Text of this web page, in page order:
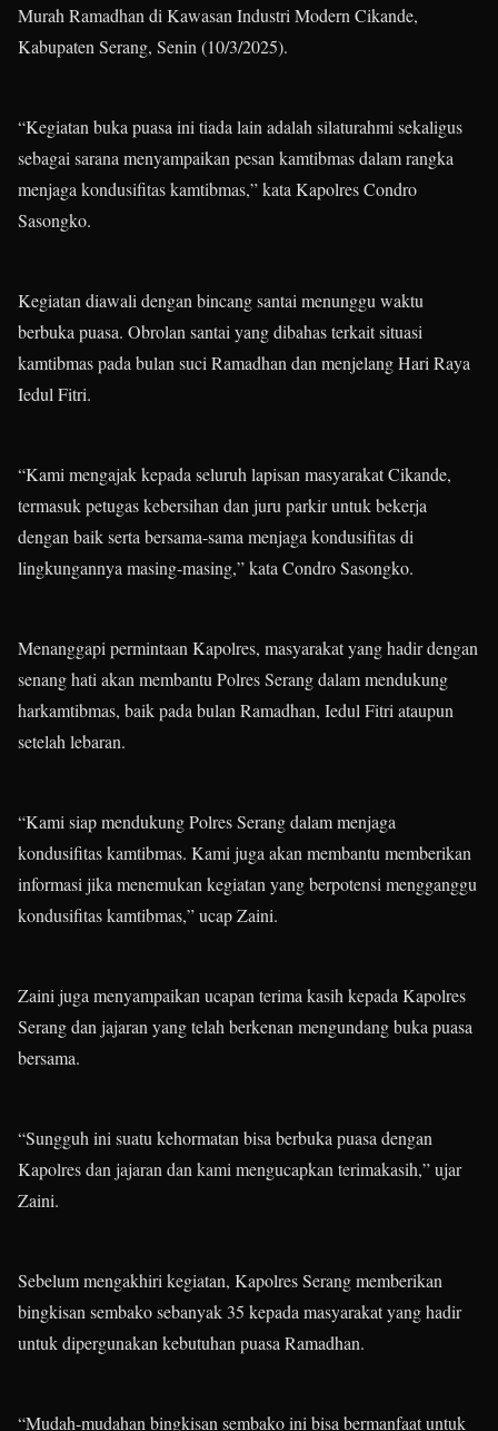
Murah Ramadhan di Kawasan Industri Modern Cikande,
Kabupaten Serang, Senin (10/3/2025).
“Kegiatan buka puasa ini tiada lain adalah silaturahmi sekaligus
sebagai sarana menyampaikan pesan kamtibmas dalam rangka
menjaga kondusifitas kamtibmas,” kata Kapolres Condro
Sasongko.
Kegiatan diawali dengan bincang santai menunggu waktu
berbuka puasa. Obrolan santai yang dibahas terkait situasi
kamtibmas pada bulan suci Ramadhan dan menjelang Hari Raya
Iedul Fitri.
“Kami mengajak kepada seluruh lapisan masyarakat Cikande,
termasuk petugas kebersihan dan juru parkir untuk bekerja
dengan baik serta bersama-sama menjaga kondusifitas di
lingkungannya masing-masing,” kata Condro Sasongko.
Menanggapi permintaan Kapolres, masyarakat yang hadir dengan
senang hati akan membantu Polres Serang dalam mendukung
harkamtibmas, baik pada bulan Ramadhan, Iedul Fitri ataupun
setelah lebaran.
“Kami siap mendukung Polres Serang dalam menjaga
kondusifitas kamtibmas. Kami juga akan membantu memberikan
informasi jika menemukan kegiatan yang berpotensi mengganggu
kondusifitas kamtibmas,” ucap Zaini.
Zaini juga menyampaikan ucapan terima kasih kepada Kapolres
Serang dan jajaran yang telah berkenan mengundang buka puasa
bersama.
“Sungguh ini suatu kehormatan bisa berbuka puasa dengan
Kapolres dan jajaran dan kami mengucapkan terimakasih,” ujar
Zaini.
Sebelum mengakhiri kegiatan, Kapolres Serang memberikan
bingkisan sembako sebanyak 35 kepada masyarakat yang hadir
untuk dipergunakan kebutuhan puasa Ramadhan.
“Mudah-mudahan bingkisan sembako ini bisa bermanfaat untuk